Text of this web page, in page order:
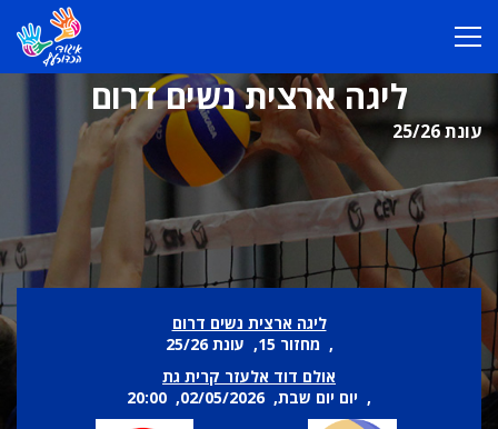
ליגה ארצית נשים דרום
עונת 25/26
ליגה ארצית נשים דרום
, מחזור 15, עונת 25/26
אולם דוד אלעזר קרית גת
, יום יום שבת, 02/05/2026, 20:00